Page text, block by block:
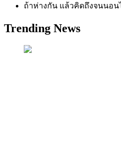
ถ้าห่างกัน แล้วคิดถึงจนนอ
Trending News